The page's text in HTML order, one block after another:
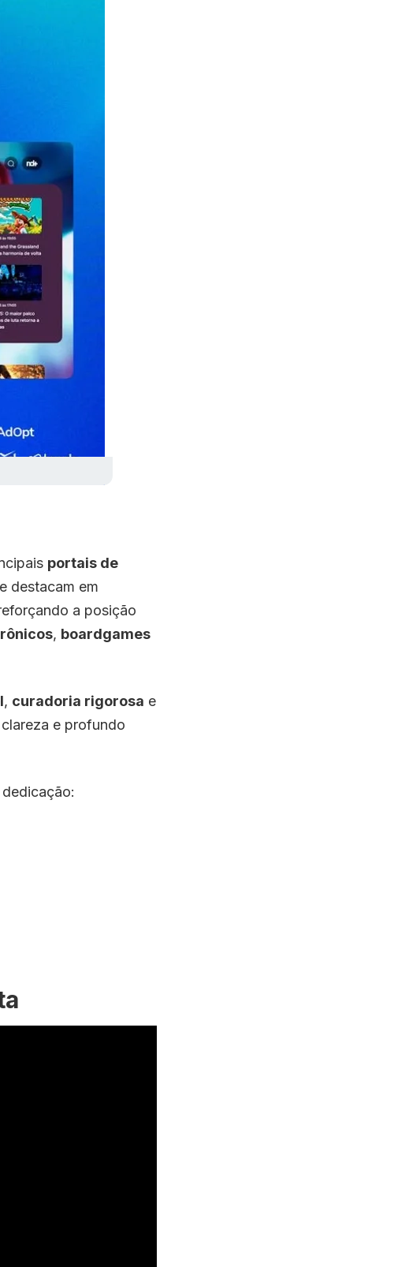
portais de
destacam em
a posição
, boardgames
, curadoria rigorosa e
e profundo